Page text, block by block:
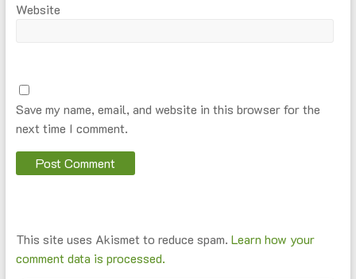
Website
Save my name, email, and website in this browser for the
next time I comment.
This site uses Akismet to reduce spam. Learn how your
comment data is processed.